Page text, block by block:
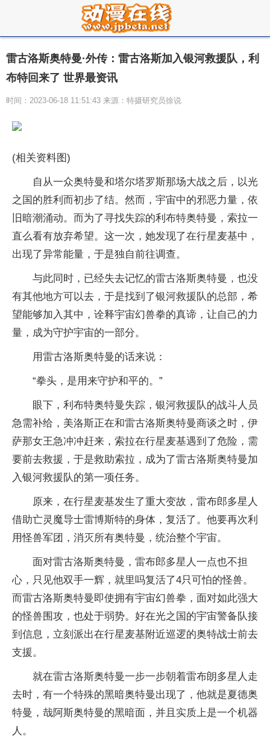
雷古洛斯奥特曼·外传：雷古洛斯加入银河救援队，利
布特回来了 世界最资讯
时间：2023-06-18 11:51:43 来源：特摄研究员徐说
(相关资料图)
自从一众奥特曼和塔尔塔罗斯那场大战之后，以光
之国的胜利而初步了结。然而，宇宙中的邪恶力量，依
旧暗潮涌动。而为了寻找失踪的利布特奥特曼，索拉一
直么看有放弃希望。这一次，她发现了在行星麦基中，
出现了异常能量，于是独自前往调查。
与此同时，已经失去记忆的雷古洛斯奥特曼，也没
有其他地方可以去，于是找到了银河救援队的总部，希
望能够加入其中，诠释宇宙幻兽拳的真谛，让自己的力
量，成为守护宇宙的一部分。
用雷古洛斯奥特曼的话来说：
“拳头，是用来守护和平的。”
眼下，利布特奥特曼失踪，银河救援队的战斗人员
急需补给，美洛斯正在和雷古洛斯奥特曼商谈之时，伊
萨那女王急冲冲赶来，索拉在行星麦基遇到了危险，需
要前去救援，于是救助索拉，成为了雷古洛斯奥特曼加
入银河救援队的第一项任务。
原来，在行星麦基发生了重大变故，雷布郎多星人
借助亡灵魔导士雷博斯特的身体，复活了。他要再次利
用怪兽军团，消灭所有奥特曼，统治整个宇宙。
面对雷古洛斯奥特曼，雷布郎多星人一点也不担
心，只见他双手一辉，就里吗复活了4只可怕的怪兽。
而雷古洛斯奥特曼即使拥有宇宙幻兽拳，面对如此强大
的怪兽围攻，也处于弱势。好在光之国的宇宙警备队接
到信息，立刻派出在行星麦基附近巡逻的奥特战士前去
支援。
就在雷古洛斯奥特曼一步一步朝着雷布朗多星人走
去时，有一个特殊的黑暗奥特曼出现了，他就是夏德奥
特曼，哉阿斯奥特曼的黑暗面，并且实质上是一个机器
人。